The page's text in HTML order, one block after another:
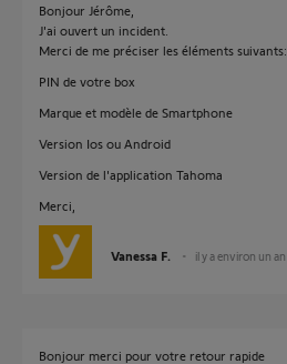
Bonjour Jérôme,
J'ai ouvert un incident.
Merci de me préciser les éléments suivants:
PIN de votre box
Marque et modèle de Smartphone
Version Ios ou Android
Version de l'application Tahoma
Merci,
Vanessa F. il y a environ un an
Bonjour merci pour votre retour rapide